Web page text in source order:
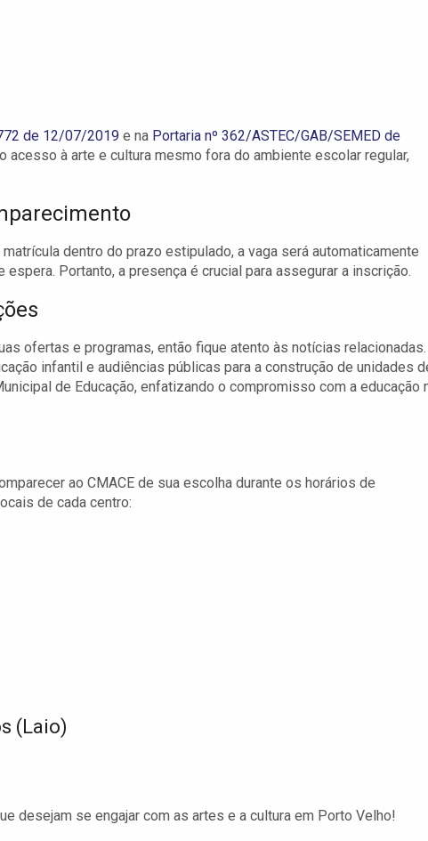
de 12/07/2019 e na Portaria nº 362/ASTEC/GAB/SEMED de
acesso à arte e cultura mesmo fora do ambiente escolar regular,
dentro do prazo estipulado, a vaga será automaticamente
Portanto, a presença é crucial para assegurar a inscrição.
ofertas e programas, então fique atento às notícias relacionadas.
infantil e audiências públicas para a construção de unidades
de Educação, enfatizando o compromisso com a educação
ao CMACE de sua escolha durante os horários de
de cada centro:
(Laio)
desejam se engajar com as artes e a cultura em Porto Velho!